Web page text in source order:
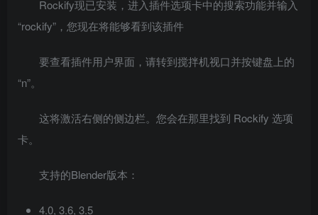
Rockify现已安装，进入插件选项卡中的搜索功能并输入
“rockify”，您现在将能够看到该插件
要查看插件用户界面，请转到搅拌机视口并按键盘上的
“n”。
这将激活右侧的侧边栏。您会在那里找到 Rockify 选项
卡。
支持的Blender版本：
4.0, 3.6, 3.5